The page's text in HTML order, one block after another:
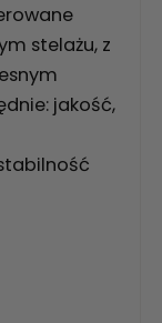
stelażu, z
jakość,